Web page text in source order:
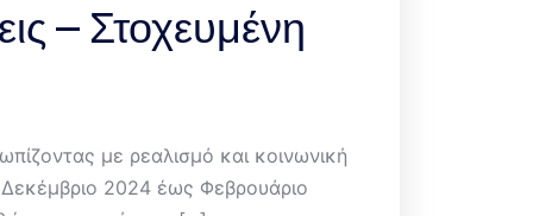
– Στοχευμένη
με ρεαλισμό και κοινωνική
Δεκέμβριο 2024 έως Φεβρουάριο